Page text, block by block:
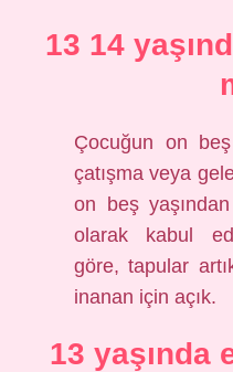
13 14
Çocuğun on
çatışma veya
on beş
olarak kabul
göre, tapular
inanan için açık.
13 yaşında